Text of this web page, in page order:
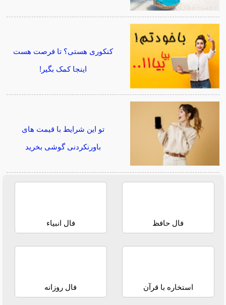
کنکوری هستی؟ تا فرصت هست
اینجا کمک بگیر!
تو این شرایط با قیمت های
باورنکردنی گوشی بخرید
فال حافظ فال انبیاء
استخاره با قرآن فال روزانه